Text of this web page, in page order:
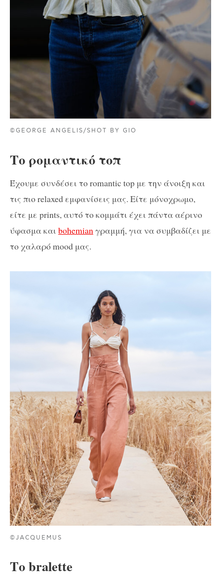
©GEORGE ANGELIS/SHOT BY GIO
Το ρομαντικό τοπ
Έχουμε συνδέσει το romantic top με την άνοιξη και
τις πιο relaxed εμφανίσεις μας. Είτε μόνοχρωμο,
είτε με prints, αυτό το κομμάτι έχει πάντα αέρινο
ύφασμα και bohemianγραμμή, για να συμβαδίζει με
το χαλαρό mood μας.
©JACQUEMUS
Το bralette